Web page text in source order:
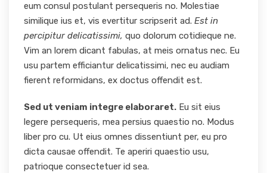
eum consul postulant persequeris no. Molestiae
similique ius et, vis evertitur scripserit ad. Est in
percipitur delicatissimi, quo dolorum cotidieque ne.
Vim an lorem dicant fabulas, at meis ornatus nec. Eu
usu partem efficiantur delicatissimi, nec eu audiam
fierent reformidans, ex doctus offendit est.
Sed ut veniam integre elaboraret. Eu sit eius
legere persequeris, mea persius quaestio no. Modus
liber pro cu. Ut eius omnes dissentiunt per, eu pro
dicta causae offendit. Te aperiri quaestio usu,
patrioque consectetuer id sea.